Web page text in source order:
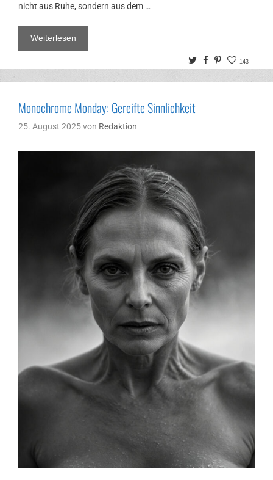
nicht aus Ruhe, sondern aus dem …
Weiterlesen
TwitterFacebook
Pinterest
143
Monochrome Monday: Gereifte Sinnlichkeit
25. August 2025von Redaktion